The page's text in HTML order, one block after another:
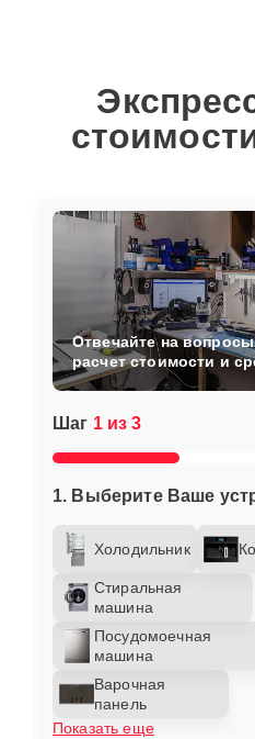
Шаг 1 из 3
1. Выберите Ваше
Холодильник
Стиральная
машина
Посудомоечная
машина
Варочная
панель
Показать еще
Отвечайте на
расчет стоимости и